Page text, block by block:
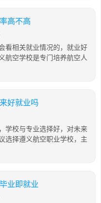
高不高
看相关就业情况的，就业好
航空学校是专门培养航空人
好就业吗
学校与专业选择好，对未来
选择遵义航空职业学校，主
业即就业